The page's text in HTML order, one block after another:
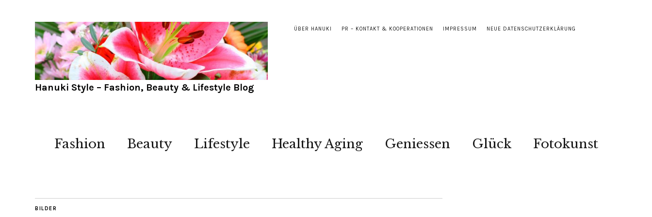
ÜBER HANUKI PR – KONTAKT & KOOPERATIONEN IMPRESSUM NEUE DATENSCHUTZERKLÄRUNG
Hanuki Style – Fashion, Beauty & Lifestyle Blog
Fashion Beauty Lifestyle Healthy Aging Geniessen Glück Fotokunst
BILDER